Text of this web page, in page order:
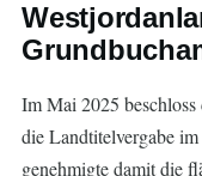
Im Mai 2025 beschloss
die Landtitelvergabe im
genehmigte damit die